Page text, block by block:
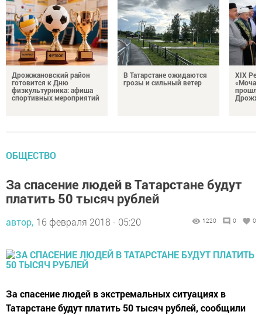
Дрожжановский район
готовится к Дню
физкультурника: афиша
спортивных мероприятий
В Татарстане ожидаются
грозы и сильный ветер
XIX
ОБЩЕСТВО
За спасение людей в Татарстане будут
платить 50 тысяч рублей
автор, 16 февраля 2018 - 05:20 1220 0 0
За спасение людей в экстремальных ситуациях в
Татарстане будут платить 50 тысяч рублей, сообщили